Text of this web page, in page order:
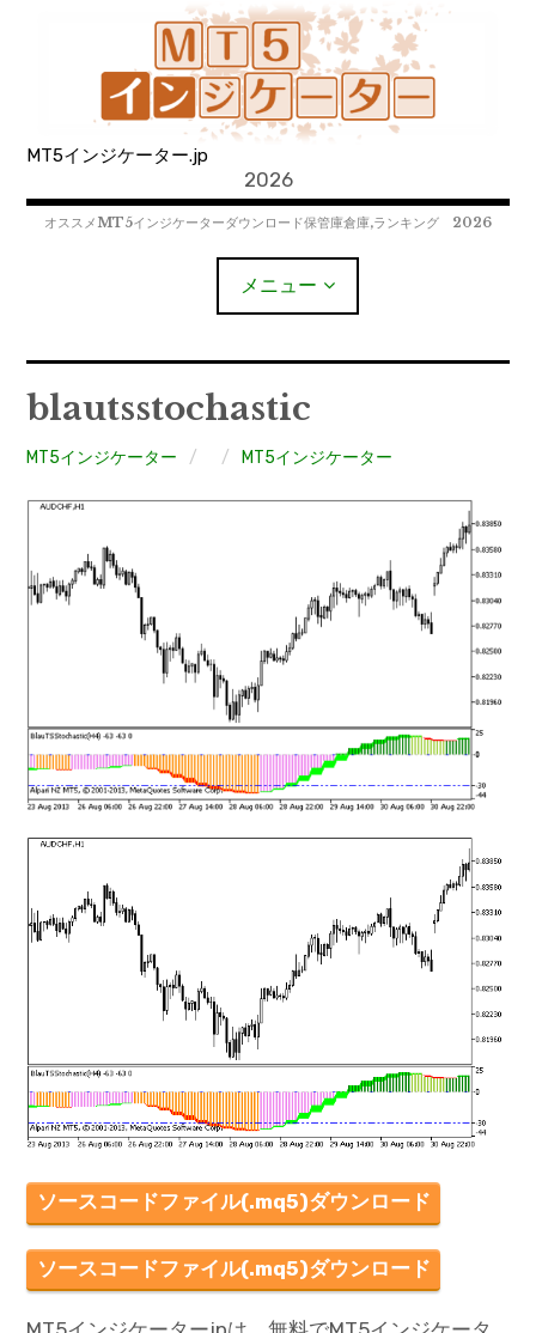
MT5インジケーター.jp
2026
オススメMT5インジケーターダウンロード保管庫倉庫,ランキング 2026
メニュー
MT4EAﾀﾞｳﾝﾛｰﾄﾞ
MT5EAﾀﾞｳﾝﾛｰﾄﾞ
MT4インジケーター
mqファイルをexファイルにする方法
blautsstochastic
MT5インジケーター MT5インジケーター
ソースコードファイル(.mq5)ダウンロード
ソースコードファイル(.mq5)ダウンロード